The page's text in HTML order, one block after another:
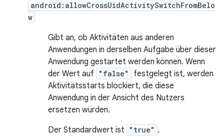
android:allowCrossUidActivitySwitchFromBelo
w
Gibt an, ob Aktivitäten aus anderen
Anwendungen in derselben Aufgabe über dieser
Anwendung gestartet werden können. Wenn
der Wert auf
"false"
festgelegt ist, werden
Aktivitätsstarts blockiert, die diese
Anwendung in der Ansicht des Nutzers
ersetzen würden.
Der Standardwert ist
"true" .